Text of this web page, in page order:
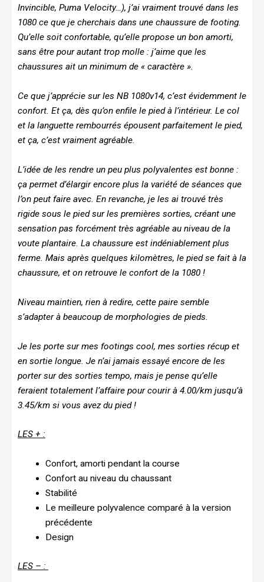
Invincible, Puma Velocity…), j’ai vraiment trouvé dans les
1080 ce que je cherchais dans une chaussure de footing.
Qu’elle soit confortable, qu’elle propose un bon amorti,
sans être pour autant trop molle : j’aime que les
chaussures ait un minimum de « caractère ».
Ce que j’apprécie sur les NB 1080v14, c’est évidemment le
confort. Et ça, dès qu’on enfile le pied à l’intérieur. Le col
et la languette rembourrés épousent parfaitement le pied,
et ça, c’est vraiment agréable.
L’idée de les rendre un peu plus polyvalentes est bonne :
ça permet d’élargir encore plus la variété de séances que
l’on peut faire avec. En revanche, je les ai trouvé très
rigide sous le pied sur les premières sorties, créant une
sensation pas forcément très agréable au niveau de la
voute plantaire. La chaussure est indéniablement plus
ferme. Mais après quelques kilomètres, le pied se fait à la
chaussure, et on retrouve le confort de la 1080 !
Niveau maintien, rien à redire, cette paire semble
s’adapter à beaucoup de morphologies de pieds.
Je les porte sur mes footings cool, mes sorties récup et
en sortie longue. Je n’ai jamais essayé encore de les
porter sur des sorties tempo, mais je pense qu’elle
feraient totalement l’affaire pour courir à 4.00/km jusqu’à
3.45/km si vous avez du pied !
LES + :
Confort, amorti pendant la course
Confort au niveau du chaussant
Stabilité
Le meilleure polyvalence comparé à la version
précédente
Design
LES – :